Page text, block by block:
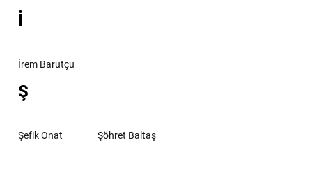
İ
İrem Barutçu
Ş
Şefik Onat Şöhret Baltaş